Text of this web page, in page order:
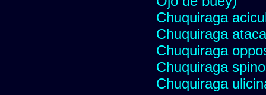
Chuquiraga
Chuquiraga
Chuquiraga
Chuquiraga
Chuquiraga